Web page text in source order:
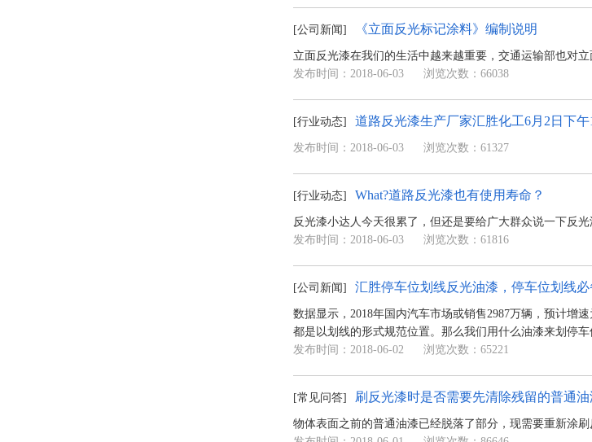
[公司新闻] 《立面反光标记涂料》编制说明
立面反光漆在我们的生活中越来越重要，交通运输部也对
发布时间：2018-06-03
浏览次数：66038
[行业动态] 道路反光漆生产厂家汇胜化工6月2日下
发布时间：2018-06-03 浏览次数：61327
[行业动态] What?道路反光漆也有使用寿命？
反光漆小达人今天很累了，但还是要给广大群众说一下反
发布时间：2018-06-03
浏览次数：61816
[公司新闻] 汇胜停车位划线反光油漆，停车位划线必
数据显示，2018年国内汽车市场或销售2987万辆，预计增
都是以划线的形式规范位置。那么我们用什么油漆来划停车
发布时间：2018-06-02
浏览次数：65221
[常见问答] 刷反光漆时是否需要先清除残留的普通油
物体表面之前的普通油漆已经脱落了部分，现需要重新涂